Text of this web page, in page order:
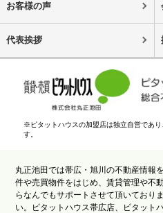
お客様の声
代表挨拶
※ピタットハウスの加盟店は独立自営であ
す。
丸正池田では帯広・旭川の不動産情報
件や売買物件をはじめ、賃貸管理や不
らなんでもサポートさせて頂いており
い。ピタットハウス帯広店、ピタット